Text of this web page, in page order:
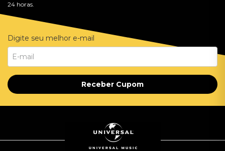
24 horas.
Digite seu melhor e-mail
Receber Cupom